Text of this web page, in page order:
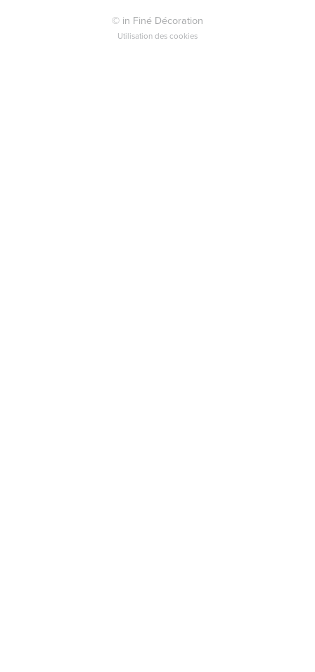
© in Finé Décoration
Utilisation des cookies